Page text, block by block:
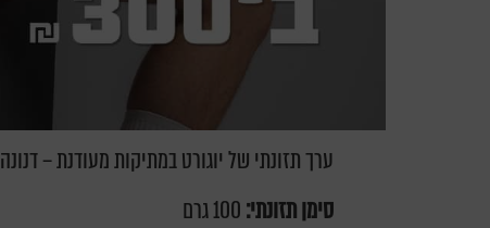
ערך תזונתי של יוגורט במתיקות מעודנת – דנונה
סימן תזונתי:100 גרם